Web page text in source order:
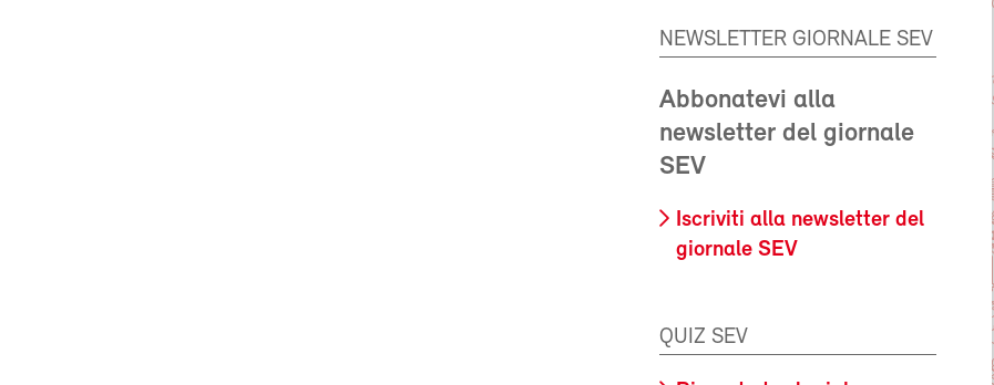
NEWSLETTER GIORNALE SEV
Abbonatevi alla
newsletter del giornale
SEV
Iscriviti alla newsletter del
giornale SEV
QUIZ SEV